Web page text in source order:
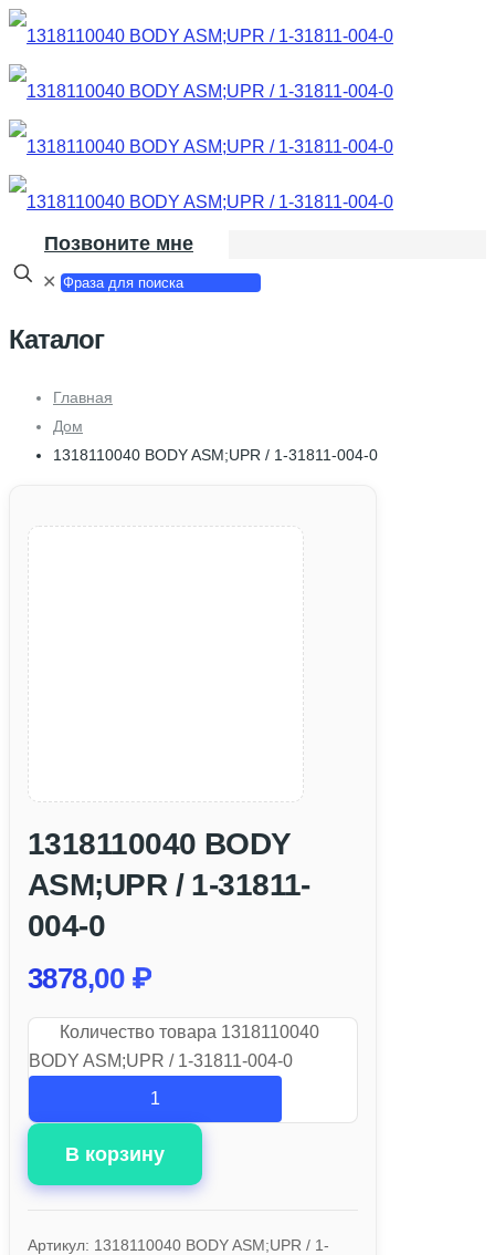
Позвоните мне
✕
Каталог
Главная
Дом
1318110040 BODY ASM;UPR / 1-31811-004-0
1318110040 BODY
ASM;UPR / 1-31811-
004-0
3878,00 ₽
Количество товара 1318110040
BODY ASM;UPR / 1-31811-004-0
В корзину
Артикул: 1318110040 BODY ASM;UPR / 1-